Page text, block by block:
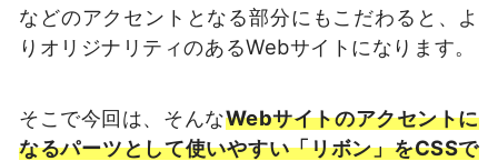
などのアクセントとなる部分にもこだわると、よ
りオリジナリティのあるWebサイトになります。
そこで今回は、そんなWebサイトのアクセントに
なるパーツとして使いやすい「リボン」をCSSで